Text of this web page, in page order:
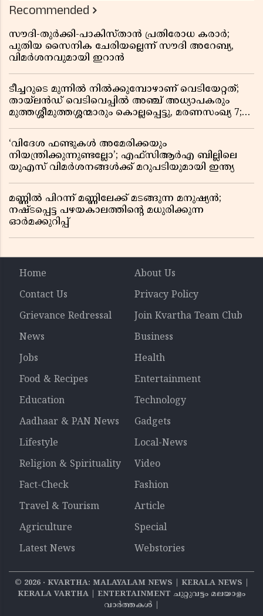
Recommended
സൗദി-തുർക്കി-പാകിസ്താൻ പ്രതിരോധ കരാർ;
പുതിയ സൈനിക ചേരിയല്ലെന്ന് സൗദി അറേബ്യ,
വിമർശനവുമായി ഇറാൻ
ടീച്ചറുടെ മുന്നിൽ നിൽക്കുമ്പോഴാണ് വെടിയേറ്റത്;
തായ്‌ലൻഡ് വെടിവെപ്പിൽ അഞ്ച് അധ്യാപകരും
മുത്തശ്ശീമുത്തശ്ശന്മാരും കൊല്ലപ്പെട്ടു, മരണസംഖ്യ 7;
‘വിദേശ ഫണ്ടുകൾ അമേരിക്കയും
നിയന്ത്രിക്കുന്നുണ്ടല്ലോ’; എഫ്സിആർഎ ബില്ലിലെ
യുഎസ് വിമർശനങ്ങൾക്ക് മറുപടിയുമായി ഇന്ത്യ
മണ്ണിൽ പിറന്ന് മണ്ണിലേക്ക് മടങ്ങുന്ന മനുഷ്യൻ;
നഷ്ടപ്പെട്ട പഴയകാലത്തിൻ്റെ മധുരിക്കുന്ന
ഓർമക്കുറിപ്പ്
Home
About Us
Contact Us
Privacy Policy
Grievance Redressal
Join Kvartha Team Club
News
Business
Jobs
Health
Food & Recipes
Entertainment
Education
Technology
Aadhaar & PAN News
Gadgets
Lifestyle
Local-News
Religion & Spirituality
Video
Fact-Check
Fashion
Travel & Tourism
Article
Agriculture
Special
Latest News
Webstories
© 2026‧ KVARTHA: MALAYALAM NEWS | KERALA NEWS |
KERALA VARTHA | ENTERTAINMENT ചുറ്റുവട്ടം മലയാളം
വാര്‍ത്തകൾ |